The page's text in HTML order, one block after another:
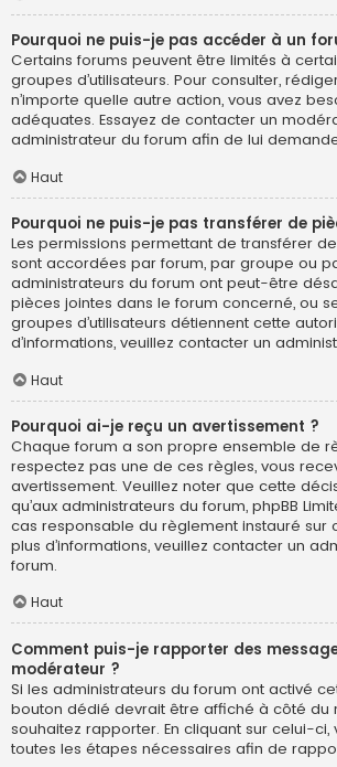
Pourquoi ne puis-je pas accéder à un
Certains forums peuvent être limités à
groupes d’utilisateurs. Pour consulter,
n’importe quelle autre action, vous avez
adéquates. Essayez de contacter un
administrateur du forum afin de lui
Haut
Pourquoi ne puis-je pas transférer de
Les permissions permettant de transférer
sont accordées par forum, par groupe ou
administrateurs du forum ont peut-être
pièces jointes dans le forum concerné, ou
groupes d’utilisateurs détiennent cette
d’informations, veuillez contacter un
Haut
Pourquoi ai-je reçu un avertissement ?
Chaque forum a son propre ensemble de
respectez pas une de ces règles, vous
avertissement. Veuillez noter que cette
qu’aux administrateurs du forum, phpBB
cas responsable du règlement instauré sur
plus d’informations, veuillez contacter un
forum.
Haut
Comment puis-je rapporter des
modérateur ?
Si les administrateurs du forum ont activé
bouton dédié devrait être affiché à côté du
souhaitez rapporter. En cliquant sur celui-ci,
toutes les étapes nécessaires afin de